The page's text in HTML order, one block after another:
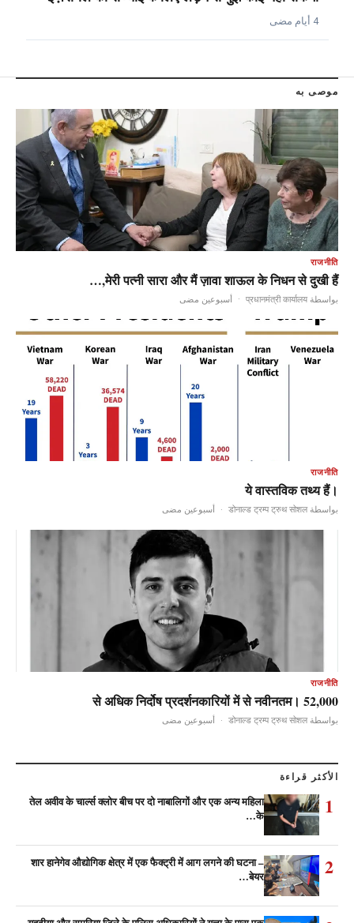
4 أيام مضى
موصى به
राजनीति
मेरी पत्नी सारा और मैं ज़ावा शाऊल के निधन से दुखी हैं,…
بواسطة प्रधानमंत्री कार्यालय · أسبوعين مضى
राजनीति
ये वास्तविक तथ्य हैं।
بواسطة डोनाल्ड ट्रम्प ट्रुथ सोशल · أسبوعين مضى
राजनीति
52,000 से अधिक निर्दोष प्रदर्शनकारियों में से नवीनतम।
بواسطة डोनाल्ड ट्रम्प ट्रुथ सोशल · أسبوعين مضى
الأكثر قراءة
1
तेल अवीव के चार्ल्स क्लोर बीच पर दो नाबालिगों और एक अन्य महिला
के…
2
शार हानेगेव औद्योगिक क्षेत्र में एक फैक्ट्री में आग लगने की घटना –
बेयर…